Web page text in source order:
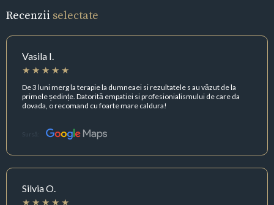
Recenzii selectate
Vasila I.
De 3 luni merg la terapie la dumneaei si rezultatele s au văzut de la
primele ședințe. Datorită empatiei si profesionialismului de care da
dovada, o recomand cu foarte mare caldura!
Sursă:
Silvia O.